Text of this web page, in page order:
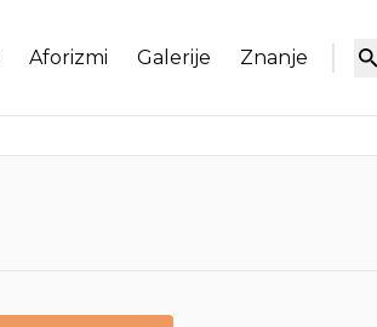
Aforizmi Galerije Znanje